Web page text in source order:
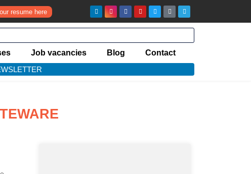
resume here
Job vacancies Blog
Contact